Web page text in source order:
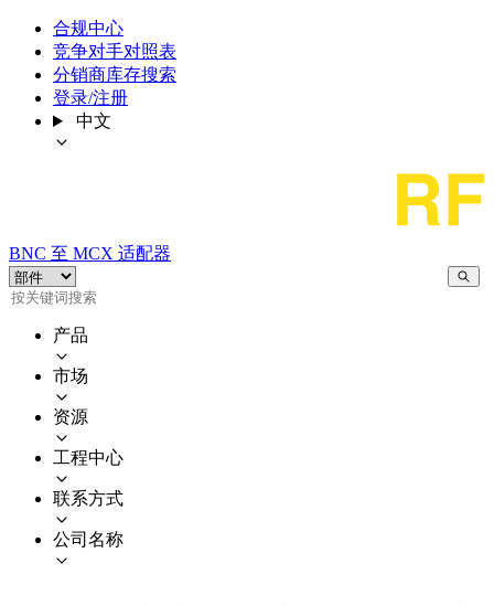
合规中心
竞争对手对照表
分销商库存搜索
登录/注册
中文
BNC 至 MCX 适配器
产品
市场
资源
工程中心
联系方式
公司名称